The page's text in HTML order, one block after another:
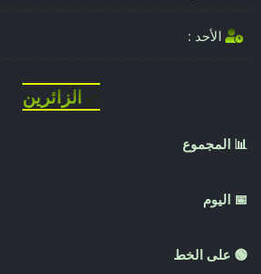
الأحد :
📈 الزائرين
📊 المجموع
📅 اليوم
🟢 على الخط